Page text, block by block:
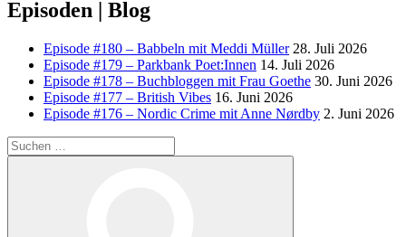
Episoden | Blog
Episode #180 – Babbeln mit Meddi Müller 28. Juli 2026
Episode #179 – Parkbank Poet:Innen 14. Juli 2026
Episode #178 – Buchbloggen mit Frau Goethe 30. Juni 2026
Episode #177 – British Vibes 16. Juni 2026
Episode #176 – Nordic Crime mit Anne Nørdby 2. Juni 2026
Suchen
nach: